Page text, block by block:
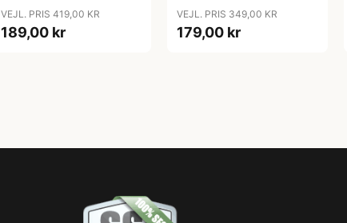
Protection Spray, 125 ml
VEJL. PRIS 419,00 KR
189,00 kr
VEJL. PRIS 349,00 KR
179,00 kr